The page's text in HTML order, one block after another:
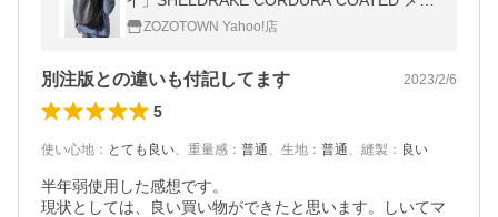
ズZOZOTOWN Yahoo!店
別注版との違いも付記してます 2023/2/6
5
使い心地 ： とても良い、 重量感 ： 普通、 生地 ： 普通、 縫製 ： 良い
半年弱使用した感想です。
現状としては、良い買い物ができたと思います。しいてマ